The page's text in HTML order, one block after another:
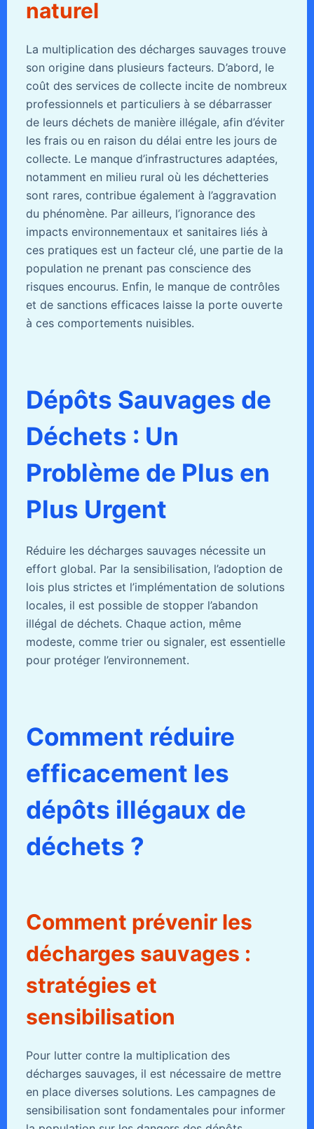
naturel
La multiplication des décharges sauvages trouve
son origine dans plusieurs facteurs. D’abord, le
coût des services de collecte incite de nombreux
professionnels et particuliers à se débarrasser
de leurs déchets de manière illégale, afin d’éviter
les frais ou en raison du délai entre les jours de
collecte. Le manque d’infrastructures adaptées,
notamment en milieu rural où les déchetteries
sont rares, contribue également à l’aggravation
du phénomène. Par ailleurs, l’ignorance des
impacts environnementaux et sanitaires liés à
ces pratiques est un facteur clé, une partie de la
population ne prenant pas conscience des
risques encourus. Enfin, le manque de contrôles
et de sanctions efficaces laisse la porte ouverte
à ces comportements nuisibles.
Dépôts Sauvages de
Déchets : Un
Problème de Plus en
Plus Urgent
Réduire les décharges sauvages nécessite un
effort global. Par la sensibilisation, l’adoption de
lois plus strictes et l’implémentation de solutions
locales, il est possible de stopper l’abandon
illégal de déchets. Chaque action, même
modeste, comme trier ou signaler, est essentielle
pour protéger l’environnement.
Comment réduire
efficacement les
dépôts illégaux de
déchets ?
Comment prévenir les
décharges sauvages :
stratégies et
sensibilisation
Pour lutter contre la multiplication des
décharges sauvages, il est nécessaire de mettre
en place diverses solutions. Les campagnes de
sensibilisation sont fondamentales pour informer